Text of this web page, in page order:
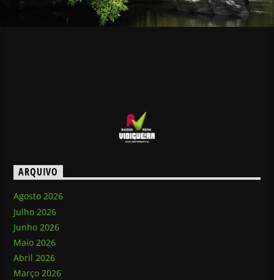
ARQUIVO
Agosto 2026
Julho 2026
Junho 2026
Maio 2026
Abril 2026
Março 2026